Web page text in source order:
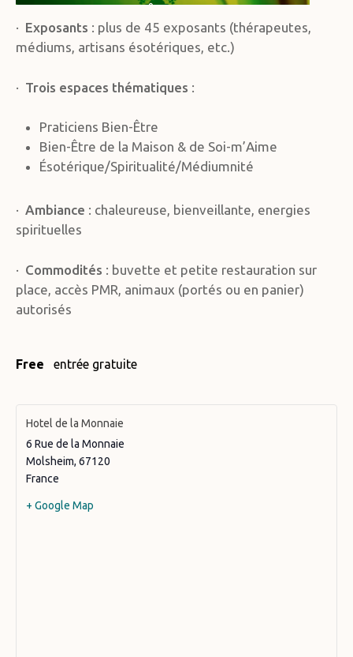
· Exposants : plus de 45 exposants (thérapeutes,
médiums, artisans ésotériques, etc.)
· Trois espaces thématiques :
Praticiens Bien-Être
Bien-Être de la Maison & de Soi-m’Aime
Ésotérique/Spiritualité/Médiumnité
· Ambiance : chaleureuse, bienveillante, energies
spirituelles
· Commodités : buvette et petite restauration sur
place, accès PMR, animaux (portés ou en panier)
autorisés
Free entrée gratuite
Hotel de la Monnaie
6 Rue de la Monnaie
Molsheim, 67120
France
+ Google Map